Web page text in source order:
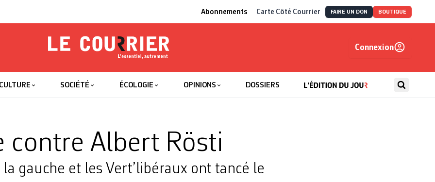
Abonnements Carte Côté Courrier FAIRE UN DON BOUTIQUE
Le Courrier
Connexion
CULTURE SOCIÉTÉ ÉCOLOGIE OPINIONS DOSSIERS
contre Albert Rösti
gauche et les Vert’libéraux ont tancé le